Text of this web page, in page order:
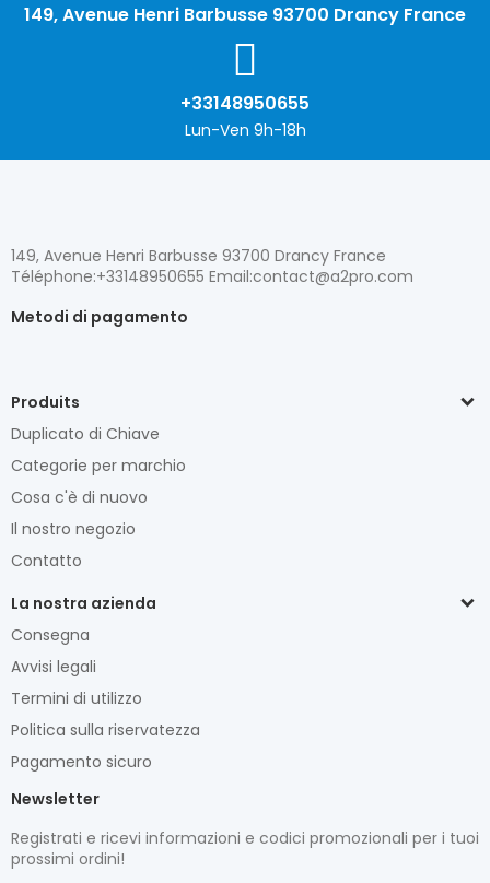
149, Avenue Henri Barbusse 93700 Drancy France
+33148950655
Lun-Ven 9h-18h
149, Avenue Henri Barbusse 93700 Drancy France
Téléphone:+33148950655 Email:contact@a2pro.com
Metodi di pagamento
Produits
Duplicato di Chiave
Categorie per marchio
Cosa c'è di nuovo
Il nostro negozio
Contatto
La nostra azienda
Consegna
Avvisi legali
Termini di utilizzo
Politica sulla riservatezza
Pagamento sicuro
Newsletter
Registrati e ricevi informazioni e codici promozionali per i tuoi
prossimi ordini!